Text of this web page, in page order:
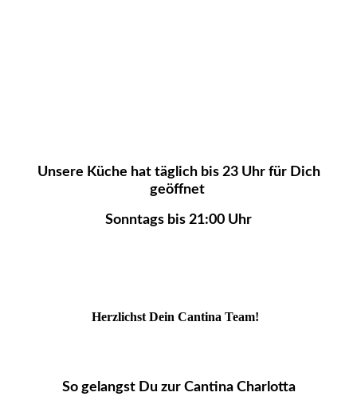
Unsere Küche hat täglich bis 23 Uhr für Dich
geöffnet
Sonntags bis 21:00 Uhr
Herzlichst Dein Cantina Team!
So gelangst Du zur Cantina Charlotta